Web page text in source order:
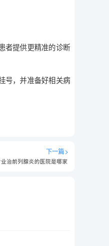
者提供更精准的诊断
号，并准备好相关病
下一篇
治前列腺炎的医院是哪家